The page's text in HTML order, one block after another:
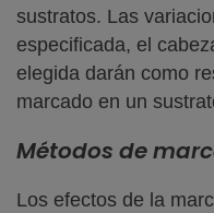
sustratos. Las
especificada, el
elegida darán como
marcado en un
Métodos de
Los efectos de la